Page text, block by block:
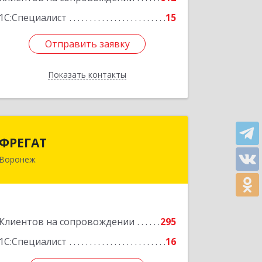
1С:Специалист
15
Отправить заявку
Показать контакты
Отправить заявку
Назад
ФРЕГАТ
Воронеж
Клиентов на сопровождении
295
1С:Специалист
16
394006, Воронежская обл, Воронеж г,
Подробнее